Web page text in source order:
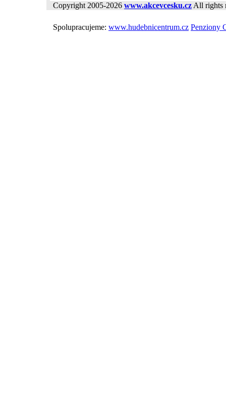
Copyright 2005-2026 www.akcevcesku.cz All rights
Spolupracujeme: www.hudebnicentrum.cz Penziony